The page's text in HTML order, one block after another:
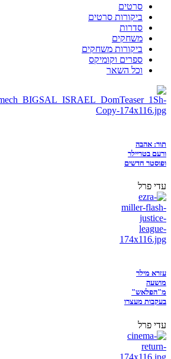
סרטים
ביקורות סרטים
סדרות
משחקים
ביקורות משחקים
ספרים וקומיקס
וכל השאר
תור: אהבה
ורעם בטריילר
ופוסטר חדשים
עדי פרל
עזרא מילר
מושעה
מ"הפלאש"
בעקבות מעצרו
עדי פרל